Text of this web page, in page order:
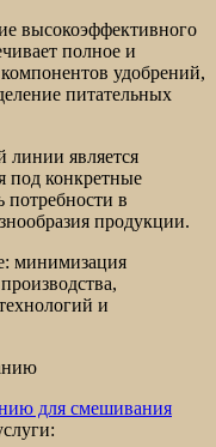
высокоэффективного
полное и
удобрений,
питательных
линии является
под конкретные
потребности в
продукции.
минимизация
и
для смешивания